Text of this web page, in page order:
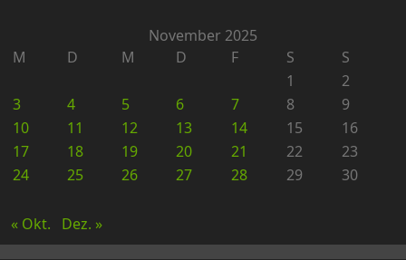
November 2025
M
D M D F S
S
1
2
3
4 5 6 7 8
9
10
11 12 13 14 15
16
17
18 19 20 21 22
23
24
25 26 27 28 29 30
« Okt. Dez. »